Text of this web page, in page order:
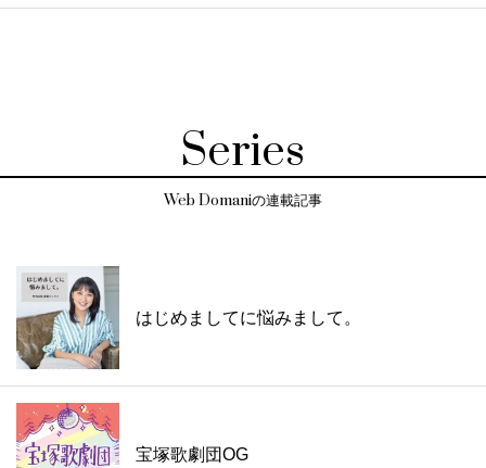
Series
Web Domaniの連載記事
はじめましてに悩みまして。
宝塚歌劇団OG